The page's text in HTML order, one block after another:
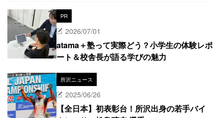
PR
2026/07/01
atama＋塾って実際どう？小学生の体験レポ
ート＆校舎長が語る学びの魅力
所沢ニュース
2025/06/26
【全日本】初表彰台！所沢出身の若手バイ